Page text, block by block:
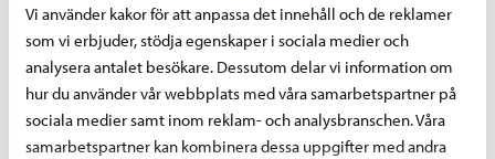
Vi använder kakor för att anpassa det innehåll och de reklamer
som vi erbjuder, stödja egenskaper i sociala medier och
analysera antalet besökare. Dessutom delar vi information om
hur du använder vår webbplats med våra samarbetspartner på
sociala medier samt inom reklam- och analysbranschen. Våra
samarbetspartner kan kombinera dessa uppgifter med andra
Borgå stad informerar-22.06.2026